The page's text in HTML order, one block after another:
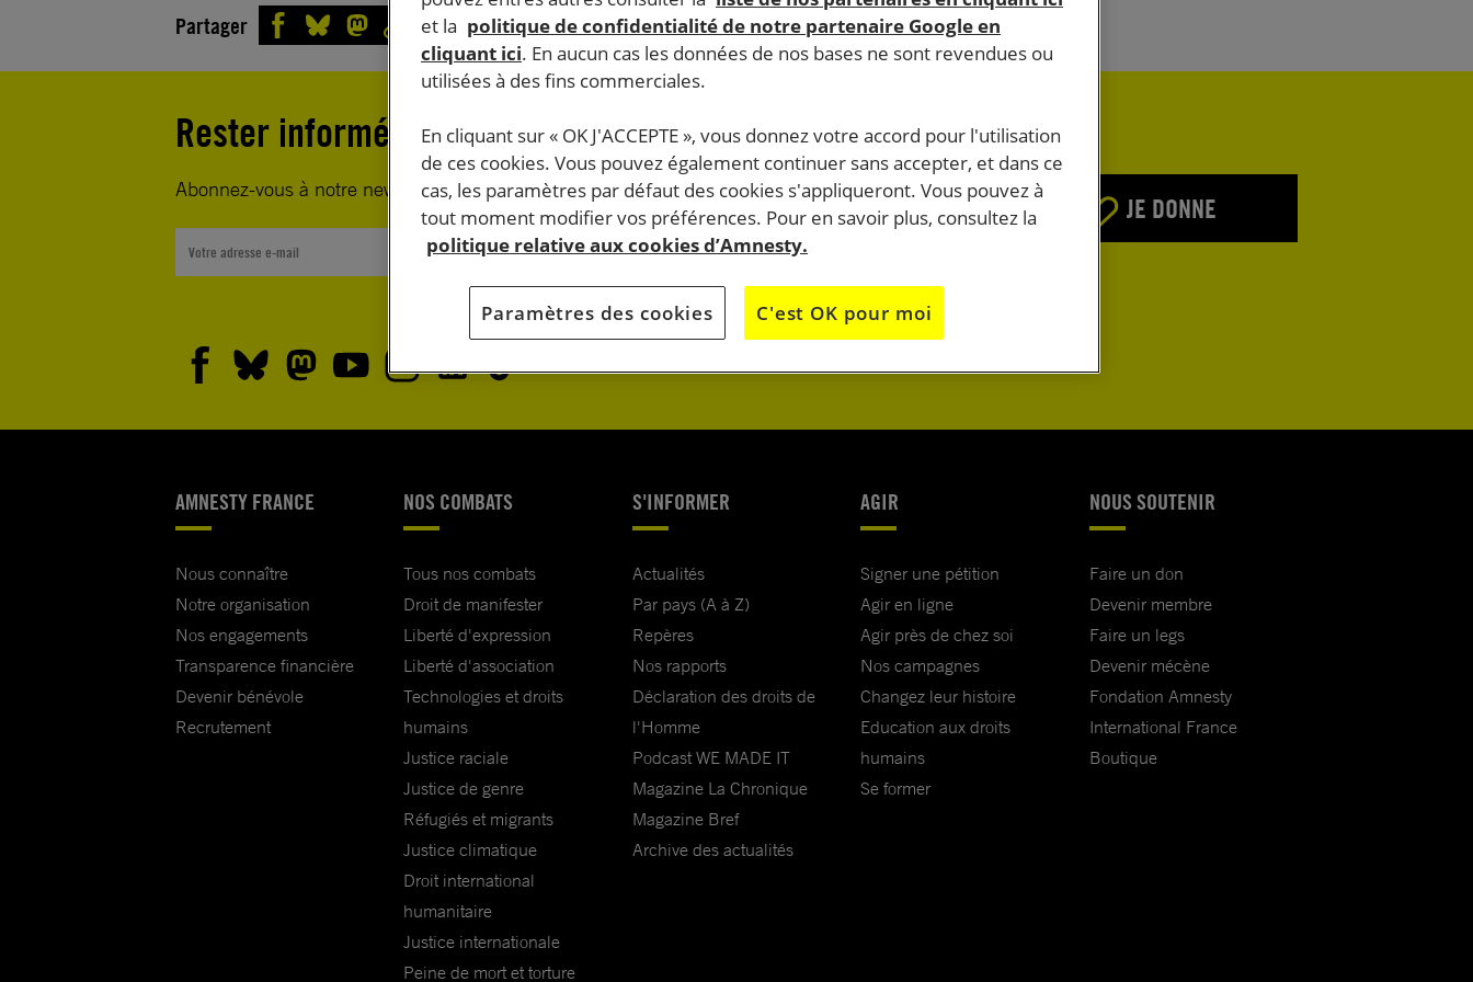
Partager
Rester informé·e
Abonnez-vous à notre newsletter hebdo.
OK
J’AGIS JE DONNE
JE M’ENGAGE
AMNESTY FRANCE
Nous connaître
Notre organisation
Nos engagements
Transparence financière
Devenir bénévole
Recrutement
NOS COMBATS
Tous nos combats
Droit de manifester
Liberté d'expression
Liberté d'association
Technologies et droits
humains
Justice raciale
Justice de genre
Réfugiés et migrants
Justice climatique
Droit international
humanitaire
Justice internationale
Peine de mort et torture
S'INFORMER
Actualités
Par pays (A à Z)
Repères
Nos rapports
Déclaration des droits de
l'Homme
Podcast WE MADE IT
Magazine La Chronique
Magazine Bref
Archive des actualités
AGIR
Signer une pétition
Agir en ligne
Agir près de chez soi
Nos campagnes
Changez leur histoire
Education aux droits
humains
Se former
NOUS SOUTENIR
Faire un don
Devenir membre
Faire un legs
Devenir mécène
Fondation Amnesty
International France
Boutique
et la politique de confidentialité de notre partenaire Google en
cliquant ici. En aucun cas les données de nos bases ne sont revendues ou
utilisées à des fins commerciales.
En cliquant sur « OK J'ACCEPTE », vous donnez votre accord pour l'utilisation
de ces cookies. Vous pouvez également continuer sans accepter, et dans ce
cas, les paramètres par défaut des cookies s'appliqueront. Vous pouvez à
tout moment modifier vos préférences. Pour en savoir plus, consultez la
politique relative aux cookies d’Amnesty.
Paramètres des cookies C'est OK pour moi